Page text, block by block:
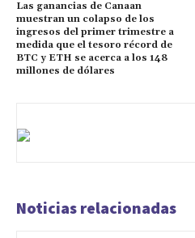
Las ganancias de Canaan
muestran un colapso de los
ingresos del primer trimestre a
medida que el tesoro récord de
BTC y ETH se acerca a los 148
millones de dólares
Noticias relacionadas